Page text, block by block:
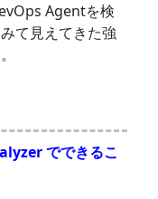
Agentを検
て見えてきた強
でできるこ